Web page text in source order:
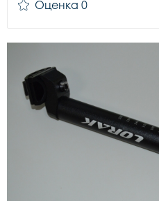
Оценка 0